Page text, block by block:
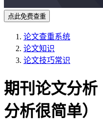
点此免费查重
论文查重系统
论文知识
论文技巧常识
期刊论文分
分析很简单）